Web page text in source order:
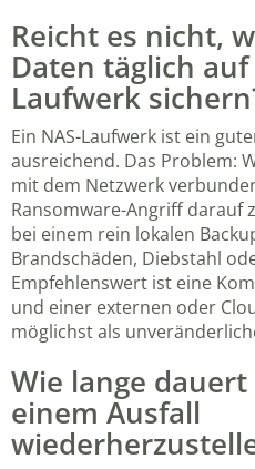
Reicht es nicht,
Daten täglich auf
Laufwerk
Ein NAS-Laufwerk ist ein
ausreichend. Das Problem:
mit dem Netzwerk
Ransomware-Angriff darauf
bei einem rein lokalen
Brandschäden, Diebstahl
Empfehlenswert ist eine
und einer externen oder
möglichst als
Wie lange
einem Ausfall